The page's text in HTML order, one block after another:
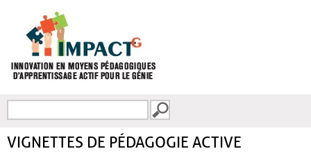
FORMULAIRE DE
VIGNETTES DE PÉDAGOGIE ACTIVE